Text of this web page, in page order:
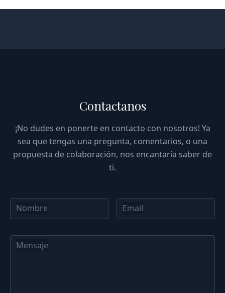
Contactanos
¡No dudes en ponerte en contacto con nosotros! Ya
sea que tengas una pregunta, comentarios, o una
propuesta de colaboración, nos encantaría saber de
ti.
Nombre Email
Mensaje